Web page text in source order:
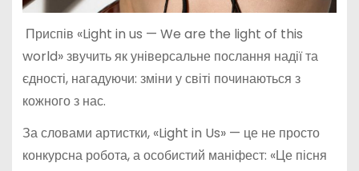
Приспів «Light in us — We are the light of this
world» звучить як універсальне послання надії та
єдності, нагадуючи: зміни у світі починаються з
кожного з нас.
За словами артистки, «Light in Us» — це не просто
конкурсна робота, а особистий маніфест: «Це пісня